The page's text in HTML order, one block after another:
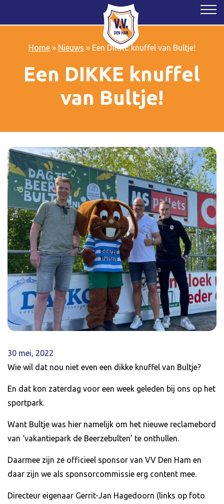
Home» Nieuws » Een DIKKE knuffel van Bultje!
Een DIKKE knuffel
van Bultje!
30 mei, 2022
Wie wil dat nou niet even een dikke knuffel van Bultje?
En dat kon zaterdag voor een week geleden bij ons op het
sportpark.
Want Bultje was hier namelijk om het nieuwe reclamebord
van ‘vakantiepark de Beerzebulten’ te onthullen.
Daarmee zijn ze officieel sponsor van VV Den Ham en
daar zijn we als sponsorcommissie erg content mee.
Directeur eigenaar Gerrit-Jan Hagedoorn (links op foto